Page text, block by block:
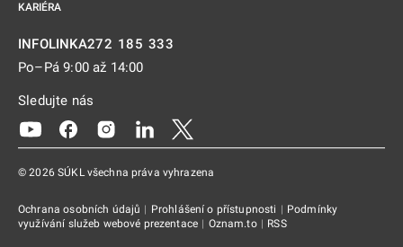
KARIÉRA
INFOLINKA272 185 333
Po–Pá 9:00 až 14:00
Sledujte nás
Odkaz se otevře na nové kartě
Odkaz se otevře na nové kartě
Odkaz se otevře na nové kartě
Odkaz se otevře na nové kartě
© 2026 SÚKL všechna práva vyhrazena
Ochrana osobních údajů | Prohlášení o přístupnosti | Podmínky
využívání služeb webové prezentace | Oznam.to | RSS